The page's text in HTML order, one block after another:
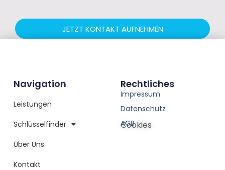
JETZT KONTAKT AUFNEHMEN
Navigation
Leistungen
Schlüsselfinder
Über Uns
Kontakt
Rechtliches
Impressum
Datenschutz
AGB
Cookies